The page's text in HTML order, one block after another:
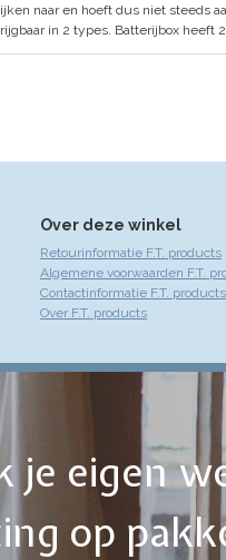
naar en hoeft dus niet steeds
in 2 types. Batterijbox heeft
Over deze winkel
Retourinformatie F.T. products
Algemene voorwaarden F.T.
Contactinformatie F.T. products
Over F.T. products
je eigen
op